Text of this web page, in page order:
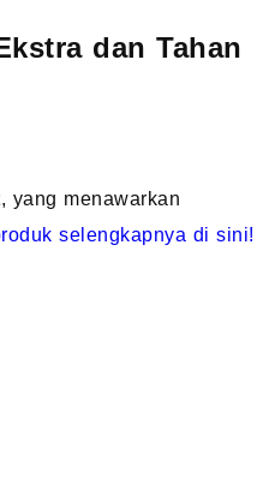
dan Tahan
, yang menawarkan
selengkapnya di sini!